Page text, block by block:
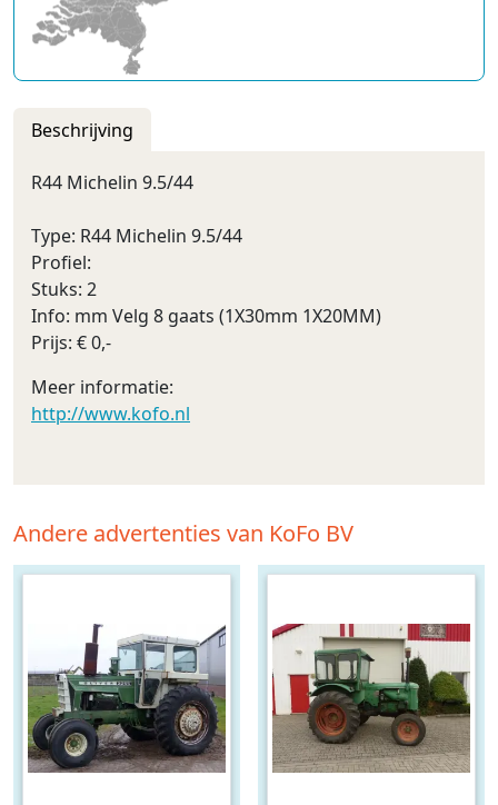
Beschrijving
R44 Michelin 9.5/44
Type: R44 Michelin 9.5/44
Profiel:
Stuks: 2
Info: mm Velg 8 gaats (1X30mm 1X20MM)
Prijs: € 0,-
Meer informatie:
http://www.kofo.nl
Andere advertenties van KoFo BV